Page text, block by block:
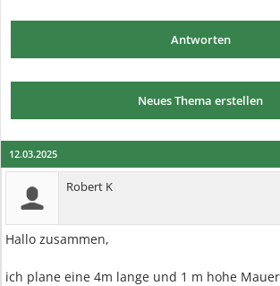
Antworten
Neues Thema erstellen
12.03.2025
Robert K
Hallo zusammen,
ich plane eine 4m lange und 1 m hohe